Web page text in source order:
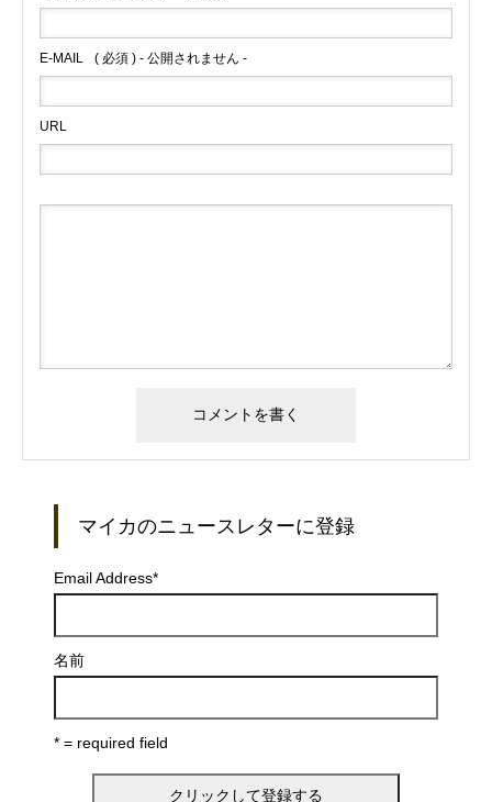
E-MAIL ( 必須 ) - 公開されません -
URL
マイカのニュースレターに登録
Email Address*
名前
* = required field